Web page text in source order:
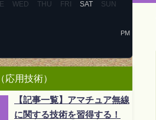
WED THU FRI SAT SUN
PM
応用技術）
【記事一覧】アマチュア無線
に関する技術を習得する！